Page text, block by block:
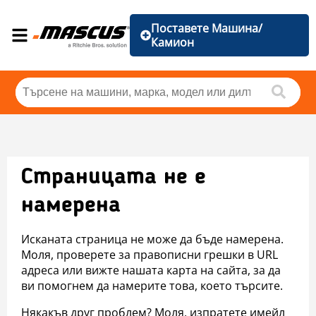
Поставете Машина/
Камион
Страницата не е
намерена
Исканата страница не може да бъде намерена.
Моля, проверете за правописни грешки в URL
адреса или вижте нашата карта на сайта, за да
ви помогнем да намерите това, което търсите.
Някакъв друг проблем? Моля, изпратете имейл